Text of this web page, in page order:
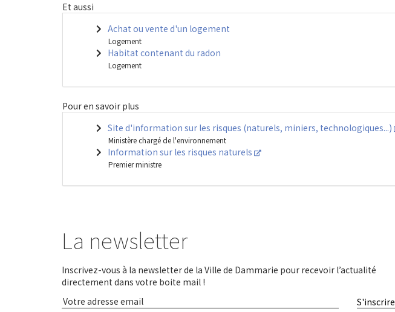
Et aussi
Achat ou vente d'un logement
Logement
Habitat contenant du radon
Logement
Pour en savoir plus
Site d'information sur les risques (naturels, miniers, technologiques...)
Ministère chargé de l'environnement
Information sur les risques naturels
Premier ministre
La newsletter
Inscrivez-vous à la newsletter de la Ville de Dammarie pour recevoir l’actualité
directement dans votre boite mail !
S'inscrire